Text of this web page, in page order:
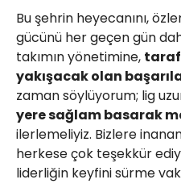
Bu şehrin heyecanını,
gücünü her geçen gün
takımın yönetimine,
yakışacak olan
zaman söylüyorum; lig
yere sağlam basarak
ilerlemeliyiz. Bizlere
herkese çok teşekkür
liderliğin keyfini sürme